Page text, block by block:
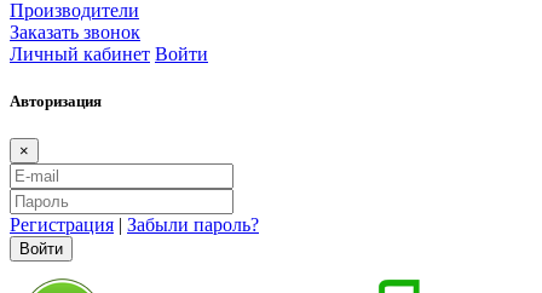
Производители
Заказать звонок
Личный кабинет Войти
Авторизация
×
Регистрация | Забыли пароль?
Войти